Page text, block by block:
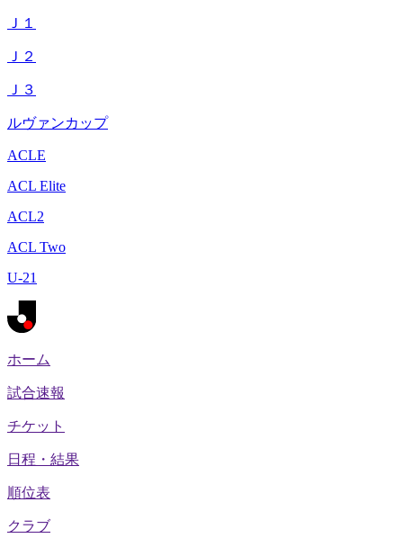
Ｊ１
Ｊ２
Ｊ３
ルヴァンカップ
ACLE
ACL Elite
ACL2
ACL Two
U-21
ホーム
試合速報
チケット
日程・結果
順位表
クラブ